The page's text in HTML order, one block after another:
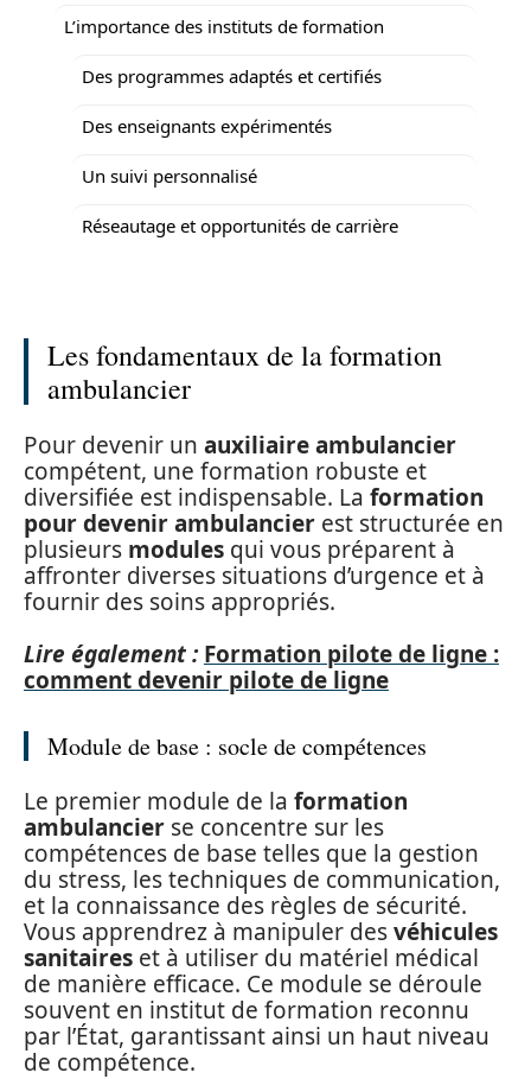
L’importance des instituts de formation
Des programmes adaptés et certifiés
Des enseignants expérimentés
Un suivi personnalisé
Réseautage et opportunités de carrière
Les fondamentaux de la formation
ambulancier
Pour devenir un auxiliaire ambulancier
compétent, une formation robuste et
diversifiée est indispensable. La formation
pour devenir ambulancier est structurée en
plusieurs modules qui vous préparent à
affronter diverses situations d’urgence et à
fournir des soins appropriés.
Lire également : Formation pilote de ligne :
comment devenir pilote de ligne
Module de base : socle de compétences
Le premier module de la formation
ambulancier se concentre sur les
compétences de base telles que la gestion
du stress, les techniques de communication,
et la connaissance des règles de sécurité.
Vous apprendrez à manipuler desvéhicules
sanitaires et à utiliser du matériel médical
de manière efficace. Ce module se déroule
souvent en institut de formation reconnu
par l’État, garantissant ainsi un haut niveau
de compétence.